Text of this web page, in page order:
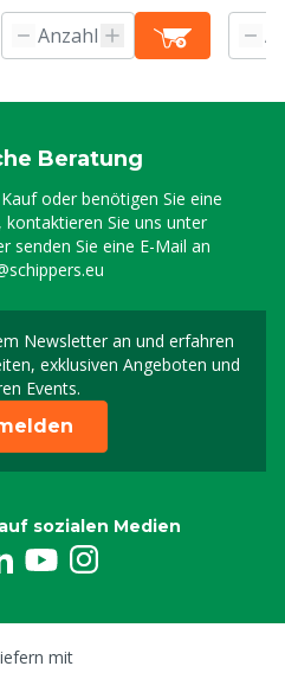
Beratung
oder benötigen Sie eine
Sie uns unter
senden Sie eine E-Mail an
Newsletter an und erfahren
exklusiven Angeboten und
Events.
Melden Sie sich für
sozialen Medien
mit